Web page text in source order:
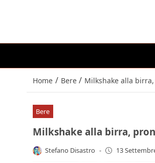
Home / Bere / Milkshake alla
Bere
Milkshake alla birra,
Stefano Disastro - 13